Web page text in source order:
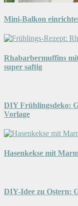
Mini-Balkon
Rhabarbermuffins
super saftig
DIY Frühlingsdeko:
Vorlage
Hasenkekse mit
DIY-Idee zu Ostern: